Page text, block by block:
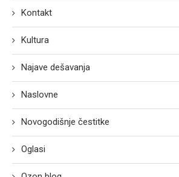
Kontakt
Kultura
Najave dešavanja
Naslovne
Novogodišnje čestitke
Oglasi